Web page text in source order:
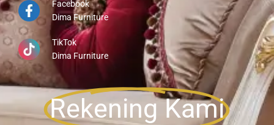
Facebook
Dima Furniture
TikTok
Dima Furniture
Rekening Kami